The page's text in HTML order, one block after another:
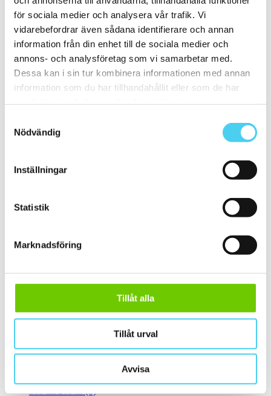
för sociala medier och analysera vår trafik. Vi
vidarebefordrar även sådana identifierare och annan
information från din enhet till de sociala medier och
annons- och analysföretag som vi samarbetar med.
Dessa kan i sin tur kombinera informationen med annan
information som du har tillhandahållit eller som de har
Nödvändig
Inställningar
Statistik
Marknadsföring
Tillåt alla
Tillåt urval
Avvisa
ca 60x10 cm(1)
60x10 cm(1)
ca 60x15 cm(1)
ca 60x20 cm(2)
58x20 cm(1)
60x20 cm (1)
55x33.3 cm(1)
60x25 cm(1)
Välj önskad yta:
Matt(12)
Kant
Välj en eller flera prisgrupper: